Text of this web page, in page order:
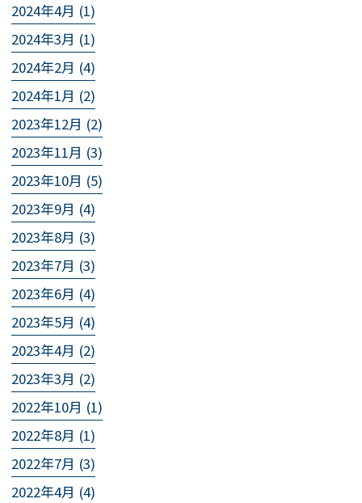
2024年4月 (1)
2024年3月 (1)
2024年2月 (4)
2024年1月 (2)
2023年12月 (2)
2023年11月 (3)
2023年10月 (5)
2023年9月 (4)
2023年8月 (3)
2023年7月 (3)
2023年6月 (4)
2023年5月 (4)
2023年4月 (2)
2023年3月 (2)
2022年10月 (1)
2022年8月 (1)
2022年7月 (3)
2022年4月 (4)